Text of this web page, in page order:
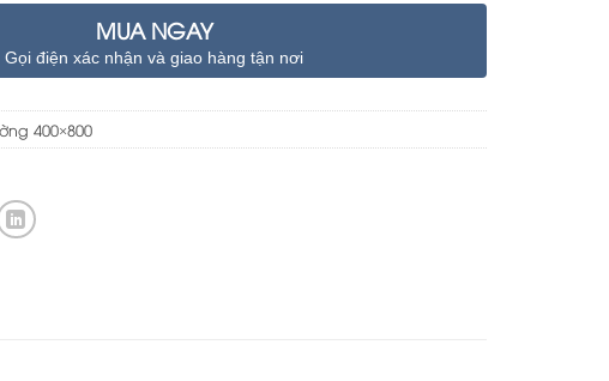
MUA NGAY
Gọi điện xác nhận và giao hàng tận nơi
400×800